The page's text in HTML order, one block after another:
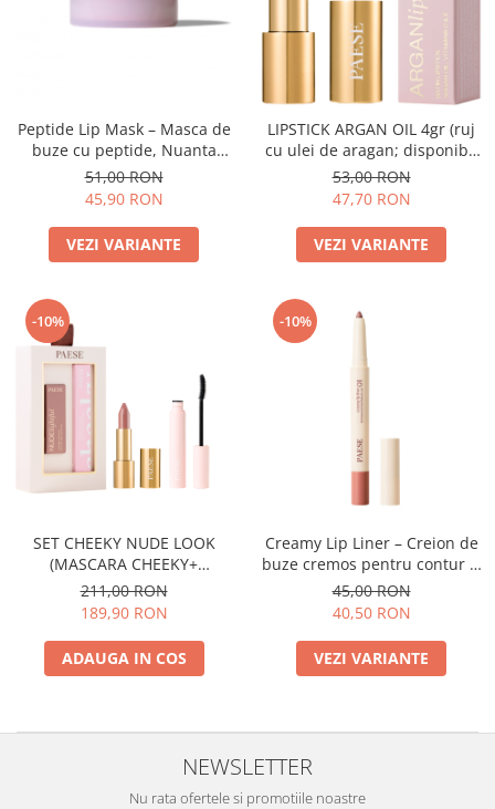
Peptide Lip Mask – Masca de
buze cu peptide, Nuanta
Raspberry - 10g
51,00 RON
45,90 RON
VEZI VARIANTE
LIPSTICK ARGAN OIL 4gr (ruj
cu ulei de aragan; disponibil
in 18 nuante)
53,00 RON
47,70 RON
VEZI VARIANTE
-10%
SET CHEEKY NUDE LOOK
(MASCARA CHEEKY+
NUDELIGHTFUL LIPSTICK NR
400)
211,00 RON
189,90 RON
ADAUGA IN COS
-10%
Creamy Lip Liner – Creion de
buze cremos pentru contur si
definire
45,00 RON
40,50 RON
VEZI VARIANTE
NEWSLETTER
Nu rata ofertele si promotiile noastre